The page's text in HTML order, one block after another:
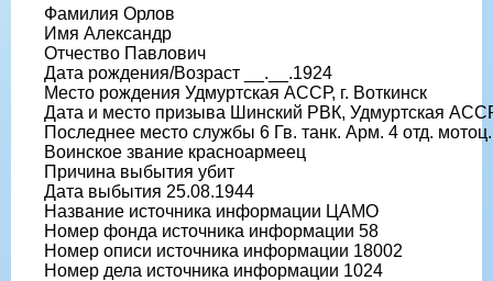
Фамилия Орлов
Имя Александр
Отчество Павлович
Дата рождения/Возраст __.__.1924
Место рождения Удмуртская АССР, г. Воткинск
Дата и место призыва Шинский РВК, Удмуртская
Последнее место службы 6 Гв. танк. Арм. 4 отд.
Воинское звание красноармеец
Причина выбытия убит
Дата выбытия 25.08.1944
Название источника информации ЦАМО
Номер фонда источника информации 58
Номер описи источника информации 18002
Номер дела источника информации 1024